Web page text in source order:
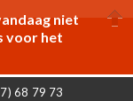
niet
voor het
68 79 73